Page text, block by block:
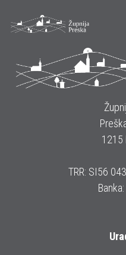
1215
TRR: SI56